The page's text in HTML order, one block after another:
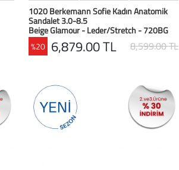
HIZLI BAK Favorilerim
1020 Berkemann Sofie Kadın Anatomik
Sandalet 3.0-8.5
Beige Glamour - Leder/Stretch - 720BG
%20 6,879.00 TL 8,599.00 TL